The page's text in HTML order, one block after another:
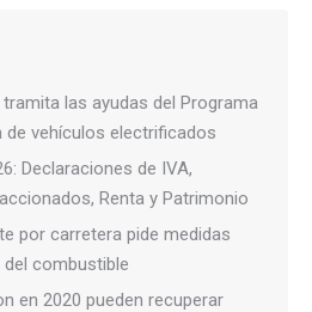
las ayudas del Programa
vehículos electrificados
Declaraciones de IVA,
Renta y Patrimonio
por carretera pide medidas
combustible
en 2020 pueden recuperar